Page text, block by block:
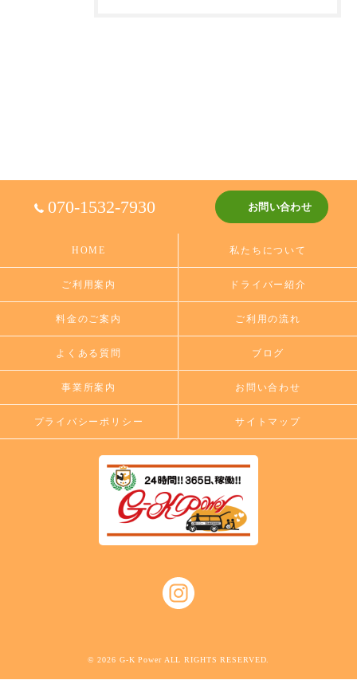
070-1532-7930 お問い合わせ
HOME 私たちについて
ご利用案内 ドライバー紹介
料金のご案内 ご利用の流れ
よくある質問 ブログ
事業所案内 お問い合わせ
プライバシーポリシー サイトマップ
© 2026 G-K Power ALL RIGHTS RESERVED.